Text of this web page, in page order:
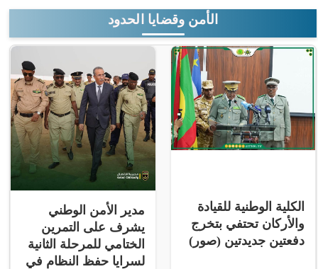
الأمن وقضايا الحدود
الكلية الوطنية للقيادة
والأركان تحتفي بتخرج
دفعتين جديدتين (صور)
مدير الأمن الوطني
يشرف على التمرين
الختامي للمرحلة الثانية
لسرايا حفظ النظام في